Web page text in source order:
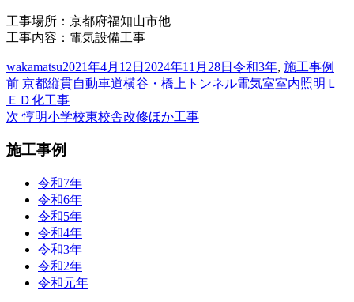
工事場所：京都府福知山市他
工事内容：電気設備工事
投
稿
者
wakamatsu投
稿
日:
2021年4月12日 2024年11月28日 カ
テ
令和3年, 施工事例
投
稿
ナ
ビ
前 前
の
投
京都縦貫自動車道横谷・橋上トンネル電気室室内照明Ｌ
ＥＤ化工事
次 次
投
惇明小学校東校舎改修ほか工事
施工事例
令和7年
令和6年
令和5年
令和4年
令和3年
令和2年
令和元年